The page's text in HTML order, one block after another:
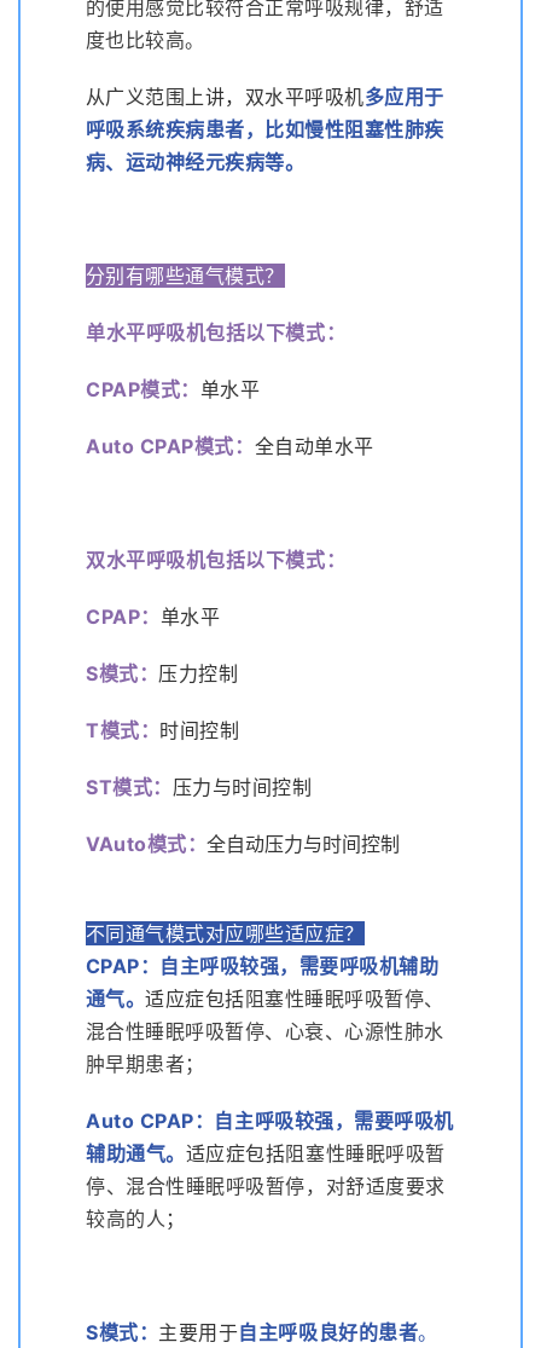
的使用感觉比较符合正常呼吸规律，舒适
度也比较高。
从广义范围上讲，双水平呼吸机多应用于
呼吸系统疾病患者，比如慢性阻塞性肺疾
病、运动神经元疾病等。
分别有哪些通气模式？
单水平呼吸机包括以下模式：
CPAP模式： 单水平
Auto CPAP模式 ： 全自动单水平
双水平呼吸机包括以下模式：
CPAP： 单水平
S模式 ： 压力控制
T模式 ： 时间控制
ST模式： 压力与时间控制
VAuto模式 ：全自动压力与时间控制
不同通气模式对应哪些适应症？
CPAP ： 自主呼吸较强，需要呼吸机辅助
通气。适应症包括阻塞性睡眠呼吸暂停、
混合性睡眠呼吸暂停、心衰、心源性肺水
肿早期患者；
Auto CPAP ： 自主呼吸较强，需要呼吸机
辅助通气。 适应症包括阻塞性睡眠呼吸暂
停、混合性睡眠呼吸暂停，对舒适度要求
较高的人 ；
S模式 ： 主要用于自主呼吸良好的患者。